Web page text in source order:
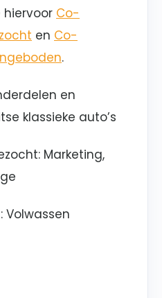
Co-
en Co-
.
en
klassieke auto’s
: Marketing,
: Volwassen